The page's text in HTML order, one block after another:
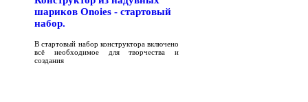
шариков Onoies - стартовый
набор.
В стартовый набор конструктора включено
всё необходимое для творчества и
создания